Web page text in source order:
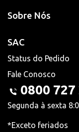
Sobre Nós
SAC
Status do Pedido
Fale Conosco
0800 727
Segunda à sexta
*Exceto feriados